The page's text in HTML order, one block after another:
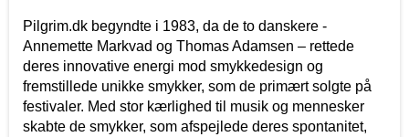
Pilgrim.dk begyndte i 1983, da de to danskere -
Annemette Markvad og Thomas Adamsen – rettede
deres innovative energi mod smykkedesign og
fremstillede unikke smykker, som de primært solgte på
festivaler. Med stor kærlighed til musik og mennesker
skabte de smykker, som afspejlede deres spontanitet,